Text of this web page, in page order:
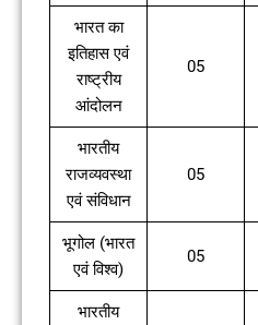
भारत का
इतिहास एवं
राष्ट्रीय
आंदोलन
05
भारतीय
राजव्यवस्था
एवं संविधान
05
भूगोल (भारत
एवं विश्व)
05
भारतीय